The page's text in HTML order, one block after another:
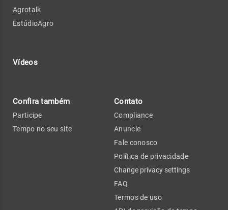
Agrotalk
EstúdioAgro
Vídeos
Confira também
Participe
Tempo no seu site
Contato
Compliance
Anuncie
Fale conosco
Política de privacidade
Change privacy settings
FAQ
Termos de uso